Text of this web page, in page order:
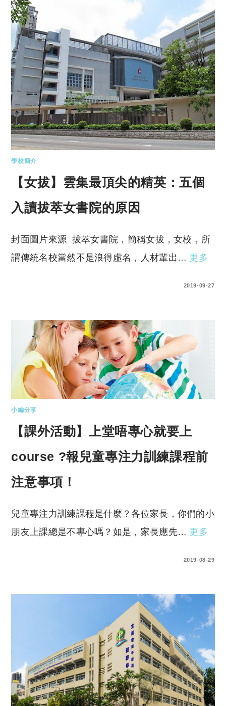
學校簡介
【女拔】雲集最頂尖的精英：五個
入讀拔萃女書院的原因
封面圖片來源 拔萃女書院，簡稱女拔，女校，所
謂傳統名校當然不是浪得虛名，人材輩出… 更多
2019-09-27
小編分享
【課外活動】上堂唔專心就要上
course ?報兒童專注力訓練課程前
注意事項！
兒童專注力訓練課程是什麼？各位家長，你們的小
朋友上課總是不專心嗎？如是，家長應先… 更多
2019-08-29